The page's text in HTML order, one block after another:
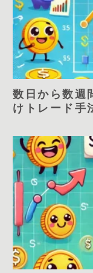
数日から数週
けトレード手